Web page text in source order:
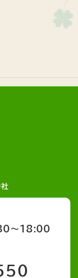
～18:00